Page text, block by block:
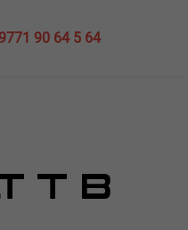
90 64 5 64
T В